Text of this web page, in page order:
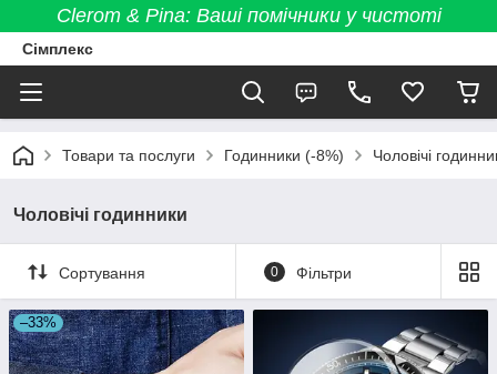
Clerom & Pina: Ваші помічники у чистоті
Сімплекс
Товари та послуги Годинники (-8%) Чоловічі
Чоловічі годинники
Сортування 0 Фільтри
–33%